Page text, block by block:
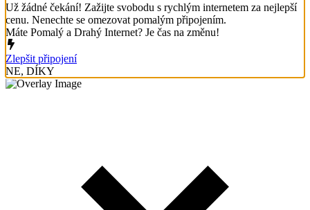
Už žádné čekání! Zažijte svobodu s rychlým internetem za nejlepší
cenu. Nenechte se omezovat pomalým připojením.
Máte Pomalý a Drahý Internet? Je čas na změnu!
Zlepšit připojení
NE, DÍKY